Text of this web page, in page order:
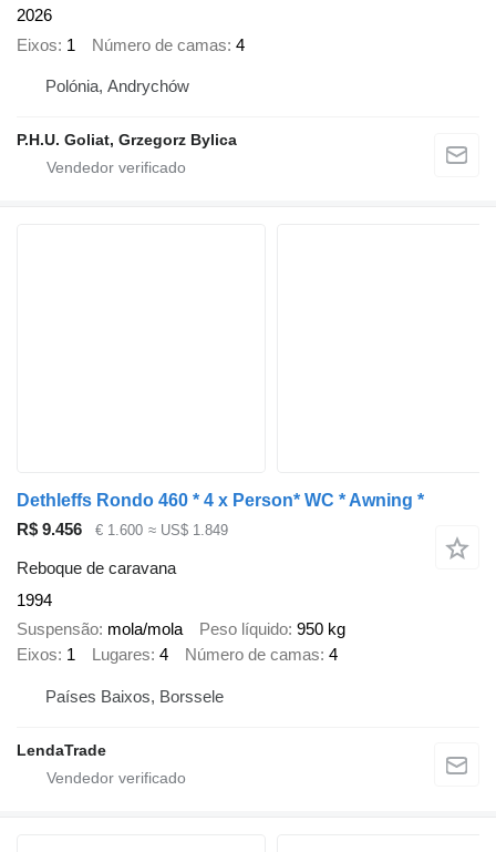
2026
Eixos 1 Número de camas 4
Polónia, Andrychów
P.H.U. Goliat, Grzegorz Bylica
Dethleffs Rondo 460 * 4 x Person* WC * Awning *
R$ 9.456
€ 1.600 ≈ US$ 1.849
Reboque de caravana
1994
Suspensão mola/mola Peso líquido 950 kg
Eixos 1 Lugares 4 Número de camas 4
Países Baixos, Borssele
LendaTrade